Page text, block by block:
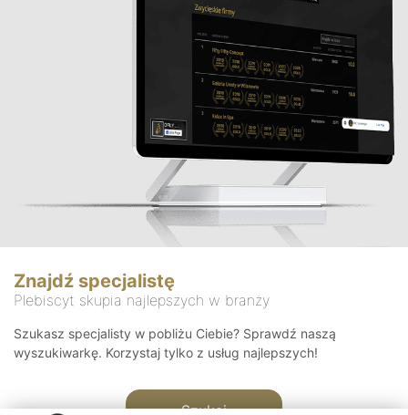
Znajdź specjalistę
Plebiscyt skupia najlepszych w branży
Szukasz specjalisty w pobliżu Ciebie? Sprawdź naszą
wyszukiwarkę. Korzystaj tylko z usług najlepszych!
Szukaj